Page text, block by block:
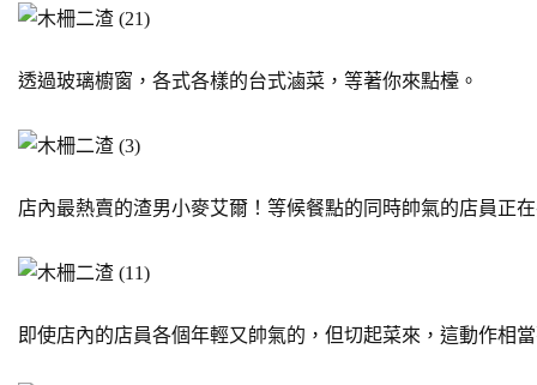
透過玻璃櫥窗，各式各樣的台式滷菜，等著你來點檯。
店內最熱賣的渣男小麥艾爾！等候餐點的同時帥氣的店員正
即使店內的店員各個年輕又帥氣的，但切起菜來，這動作相